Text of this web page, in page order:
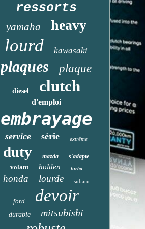
ressorts
yamaha heavy
lourd kawasaki
plaques plaque
diesel clutch
d'emploi
embrayage
service série extrême
duty mazda s'adapte
volant holden turbo
honda lourde subaru
ford devoir
durable mitsubishi